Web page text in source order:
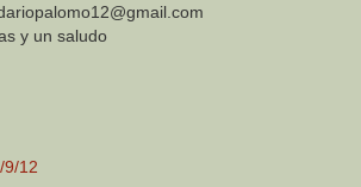
y un saludo
9/12